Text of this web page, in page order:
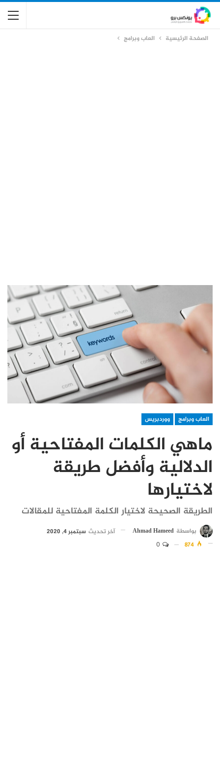
الصفحة الرئيسية العاب وبرامج
العاب وبرامج ووردبريس
ماهي الكلمات المفتاحية أو
الدلالية وأفضل طريقة
لاختيارها
الطريقة الصحيحة لاختيار الكلمة المفتاحية للمقالات
بواسطة Ahmad Hameed آخر تحديث سبتمبر 4, 2020